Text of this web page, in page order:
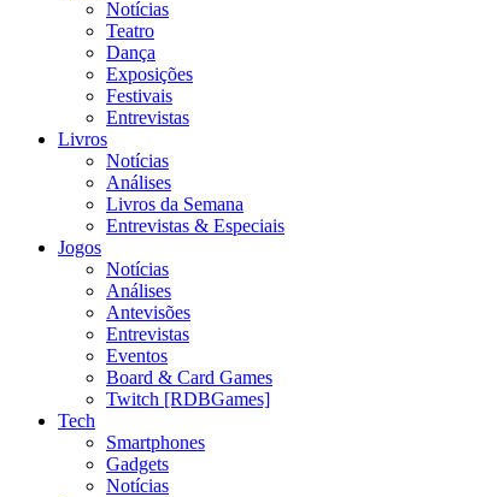
Notícias
Teatro
Dança
Exposições
Festivais
Entrevistas
Livros
Notícias
Análises
Livros da Semana
Entrevistas & Especiais
Jogos
Notícias
Análises
Antevisões
Entrevistas
Eventos
Board & Card Games
Twitch [RDBGames]
Tech
Smartphones
Gadgets
Notícias